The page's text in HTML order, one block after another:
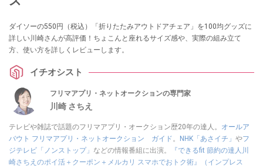
ダイソーの550円（税込）「折りたたみアウトドアチェア」を100均グッズに
詳しい川崎さんが高評価！ちょこんと座れるサイズ感や、実際の組み立て
方、使い方を詳しくレビューします。
イチオシスト
フリマアプリ・ネットオークションの専門家
川崎 さちえ
テレビや雑誌で話題のフリマアプリ・オークション歴20年の達人。 オールア
バウト フリマアプリ・ネットオークション ガイド。 NHK「あさイチ」 やフ
ジテレビ「ノンストップ」 などの情報番組に出演。
『できるfit 節約の達人川
崎さちえのポイ活＋クーポン＋メルカリ スマホでおトク術』（インプレス